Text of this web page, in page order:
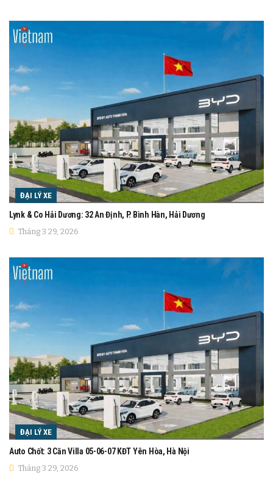
ĐẠI LÝ XE
Lynk & Co Hải Dương: 32 An Định, P. Bình Hàn, Hải Dương
Tháng 3 29, 2026
ĐẠI LÝ XE
Auto Chốt: 3 Căn Villa 05-06-07 KĐT Yên Hòa, Hà Nội
Tháng 3 29, 2026